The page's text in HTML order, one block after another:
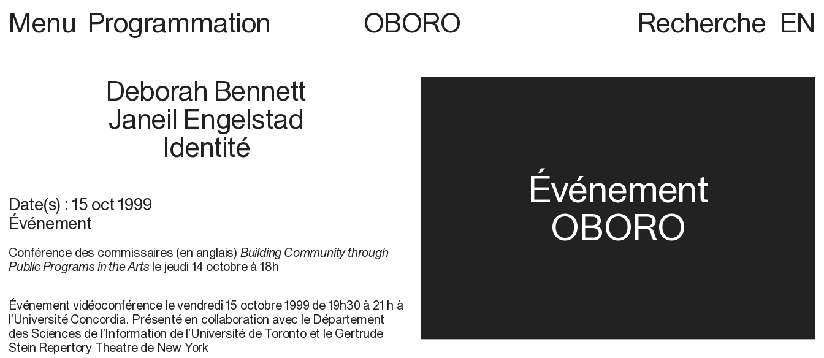
Menu Programmation OBORO Recherche EN
Deborah Bennett
Janeil Engelstad
Identité
Date(s) : 15 oct 1999
Événement
Conférence des commissaires (en anglais) Building Community through
Public Programs in the Arts le jeudi 14 octobre à 18h
Événement vidéoconférence le vendredi 15 octobre 1999 de 19h30 à 21 h à
l’Université Concordia. Présenté en collaboration avec le Département
des Sciences de l’Information de l’Université de Toronto et le Gertrude
Stein Repertory Theatre de New York
Événement
OBORO